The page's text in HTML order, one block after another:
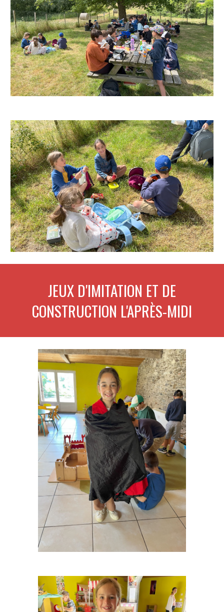
JEUX D'IMITATION ET DE
CONSTRUCTION L'APRÈS-MIDI